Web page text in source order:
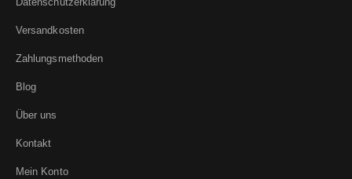
Versandkosten
Zahlungsmethoden
Blog
Über uns
Kontakt
Mein Konto